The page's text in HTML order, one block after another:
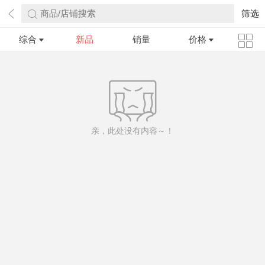
商品/店铺搜索 筛选
综合 新品 销量 价格
亲，此处没有内容～！